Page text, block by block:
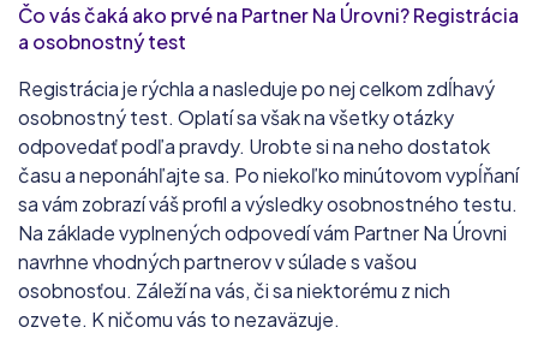
Čo vás čaká ako prvé na Partner Na Úrovni? Registrácia
a osobnostný test
Registrácia je rýchla a nasleduje po nej celkom zdĺhavý
osobnostný test. Oplatí sa však na všetky otázky
odpovedať podľa pravdy. Urobte si na neho dostatok
času a neponáhľajte sa. Po niekoľko minútovom vypĺňaní
sa vám zobrazí váš profil a výsledky osobnostného testu.
Na základe vyplnených odpovedí vám Partner Na Úrovni
navrhne vhodných partnerov v súlade s vašou
osobnosťou. Záleží na vás, či sa niektorému z nich
ozvete. K ničomu vás to nezaväzuje.